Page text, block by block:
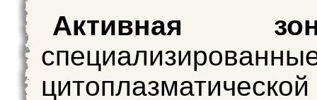
Активная
цитоплазматической